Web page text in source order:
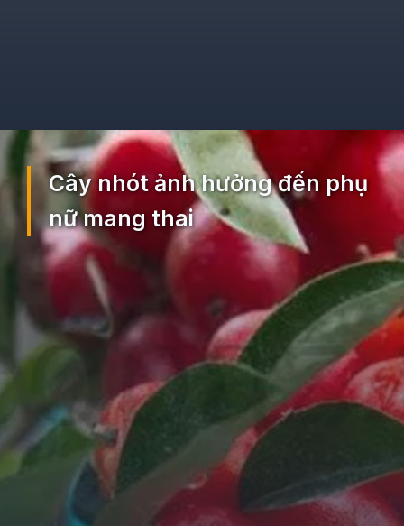
Đang mởhttps://ocopaz.vn/nhot-391
Cây nhót ảnh hưởng đến phụ
nữ mang thai